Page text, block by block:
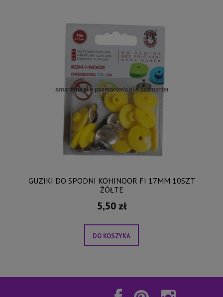
GUZIKI DO SPODNI KOHINOOR FI 17MM 10SZT
ŻÓŁTE
5,50 zł
DO KOSZYKA